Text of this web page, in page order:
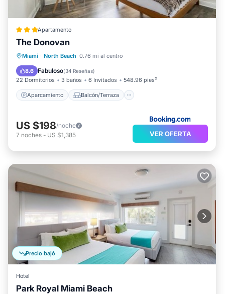
Apartamento
The Donovan
Miami · North Beach 0.76 mi al centro
8.6 Fabuloso(34 Reseñas)
22 Dormitorios 3 baños 6 Invitados 548.96 pies²
Aparcamiento Balcón/Terraza
Aparcamiento
Balcón/Terraza
Vistas
Aire acondicionado
US $198/noche
7 noches - US $1,385 VER OFERTA
Precio bajó
Hotel
Park Royal Miami Beach